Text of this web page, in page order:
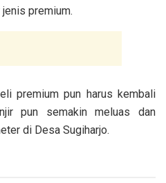
premium.
premium pun harus kembali
pun semakin meluas dan
di Desa Sugiharjo.